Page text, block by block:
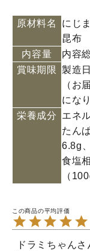
原材料名
にじ
昆布
内容量
内容
賞味期限 製造
（お
にな
栄養成分
エネ
たん
6.8g、
食塩
（
ドラミちゃん